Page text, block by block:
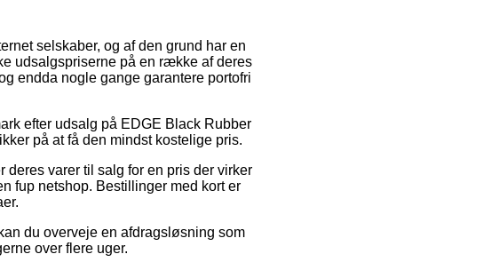
selskaber, og af den grund har en
udsalgspriserne på en række af deres
endda nogle gange garantere portofri
efter udsalg på EDGE Black Rubber
på at få den mindst kostelige pris.
varer til salg for en pris der virker
fup netshop. Bestillinger med kort er
du overveje en afdragsløsning som
over flere uger.